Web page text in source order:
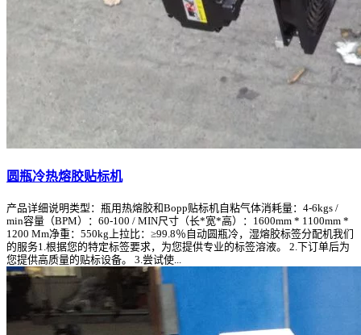
圆瓶冷热熔胶贴标机
产品详细说明类型：瓶用热熔胶和Bopp贴标机自粘气体消耗量：4-6kgs /
min容量（BPM）：60-100 / MIN尺寸（长*宽*高）：1600mm * 1100mm *
1200 Mm净重：550kg上拉比：≥99.8％自动圆瓶冷，湿熔胶标签分配机我们
的服务1.根据您的特定标签要求，为您提供专业的标签溶液。 2.下订单后为
您提供高质量的贴标设备。 3.尝试使...